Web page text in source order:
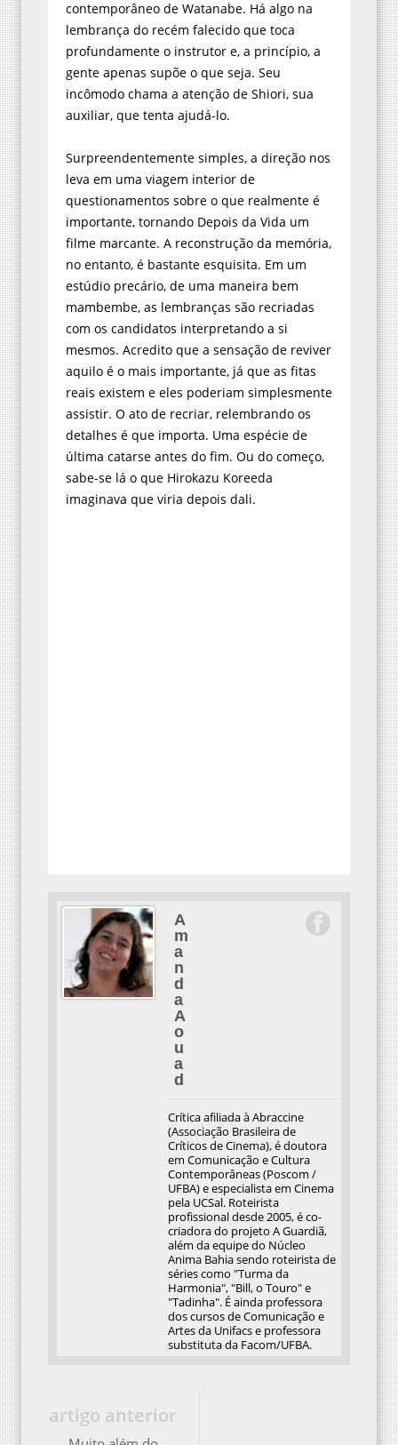
lembrança do recém falecido que toca
profundamente o instrutor e, a princípio, a
gente apenas supõe o que seja. Seu
incômodo chama a atenção de Shiori, sua
auxiliar, que tenta ajudá-lo.
leva em uma viagem interior de
questionamentos sobre o que realmente é
importante, tornando Depois da Vida um
filme marcante. A reconstrução da memória,
no entanto, é bastante esquisita. Em um
estúdio precário, de uma maneira bem
mambembe, as lembranças são recriadas
com os candidatos interpretando a si
mesmos. Acredito que a sensação de reviver
aquilo é o mais importante, já que as fitas
reais existem e eles poderiam simplesmente
assistir. O ato de recriar, relembrando os
detalhes é que importa. Uma espécie de
última catarse antes do fim. Ou do começo,
sabe-se lá o que Hirokazu Koreeda
imaginava que viria depois dali.
m
a
n
d
a
A
o
u
a
d
Críticos de Cinema), é doutora
em Comunicação e Cultura
Contemporâneas (Poscom /
UFBA) e especialista em Cinema
pela UCSal. Roteirista
profissional desde 2005, é co-
criadora do projeto A Guardiã,
além da equipe do Núcleo
Anima Bahia sendo roteirista de
séries como "Turma da
Harmonia", "Bill, o Touro" e
"Tadinha". É ainda professora
dos cursos de Comunicação e
Artes da Unifacs e professora
substituta da Facom/UFBA.
Muito além do
jardim